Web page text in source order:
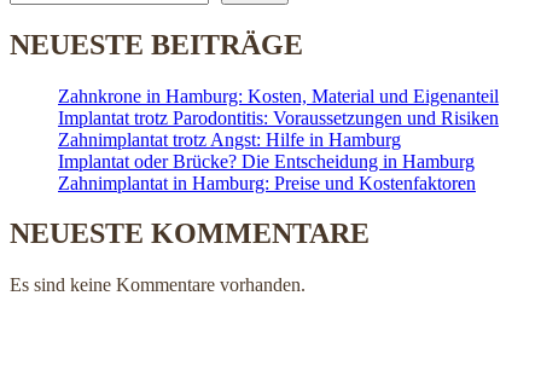
NEUESTE BEITRÄGE
Zahnkrone in Hamburg: Kosten, Material und Eigenanteil
Implantat trotz Parodontitis: Voraussetzungen und Risiken
Zahnimplantat trotz Angst: Hilfe in Hamburg
Implantat oder Brücke? Die Entscheidung in Hamburg
Zahnimplantat in Hamburg: Preise und Kostenfaktoren
NEUESTE KOMMENTARE
Es sind keine Kommentare vorhanden.